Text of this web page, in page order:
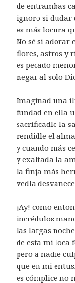
de entrambas
ignoro si dudar
es más locura
No sé si adorar
flores, astros y
es pecado
negar al solo
Imaginad una
fundad en ella
sacrificadle la
rendidle el
y cuando más
y exaltada la
la finja más
vedla
¡Ay! como
incrédulos
las largas
de esta mi loca
pero a nadie
que en mi
es cómplice no